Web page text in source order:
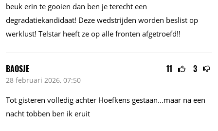
beuk erin te gooien dan ben je terecht een
degradatiekandidaat! Deze wedstrijden worden beslist op
werklust! Telstar heeft ze op alle fronten afgetroefd!!
11 3
BAOSJE
28 februari 2026, 07:50
Tot gisteren volledig achter Hoefkens gestaan...maar na een
nacht tobben ben ik eruit